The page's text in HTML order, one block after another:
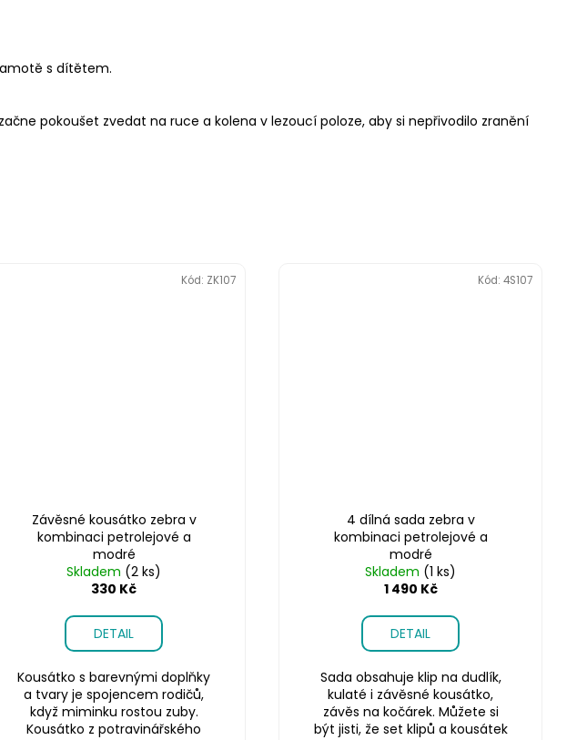
s dítětem.
pokoušet zvedat na ruce a kolena v lezoucí poloze, aby si nepřivodilo zranění
Závěsné kousátko zebra v
kombinaci petrolejové a
modré
Skladem (2 ks)
330 Kč
DETAIL
Kousátko s barevnými doplňky
a tvary je spojencem rodičů,
když miminku rostou zuby.
Kousátko z potravinářského
Kód: ZK107
4 dílná sada zebra v
kombinaci petrolejové a
modré
Skladem (1 ks)
1 490 Kč
DETAIL
Sada obsahuje klip na dudlík,
kulaté i závěsné kousátko,
závěs na kočárek. Můžete si
být jisti, že set klipů a kousátek
Kód: 4S107